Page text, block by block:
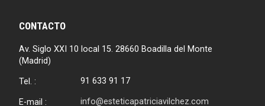
CONTACTO
Av. Siglo XXI 10 local 15. 28660 Boadilla del Monte
(Madrid)
Tel. : 91 633 91 17
E-mail : info@esteticapatriciavilchez.com